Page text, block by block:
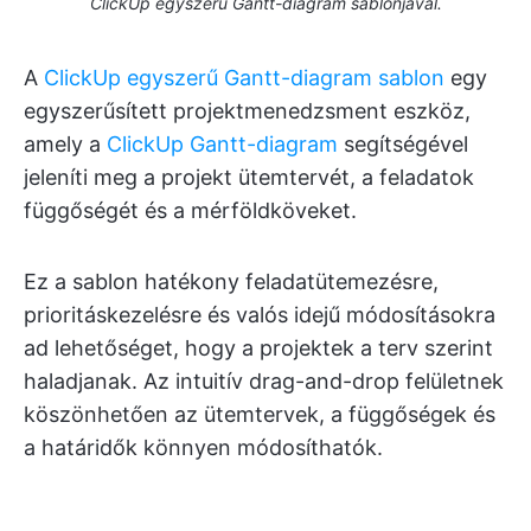
A ClickUp egyszerű Gantt-diagram sablon egy
egyszerűsített projektmenedzsment eszköz,
amely a ClickUp Gantt-diagram segítségével
jeleníti meg a projekt ütemtervét, a feladatok
függőségét és a mérföldköveket.
Ez a sablon hatékony feladatütemezésre,
prioritáskezelésre és valós idejű módosításokra
ad lehetőséget, hogy a projektek a terv szerint
haladjanak. Az intuitív drag-and-drop felületnek
köszönhetően az ütemtervek, a függőségek és
a határidők könnyen módosíthatók.